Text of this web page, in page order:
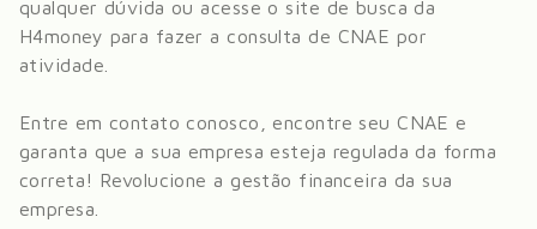
qualquer dúvida ou acesse o site de busca da
H4money para fazer a consulta de CNAE por
atividade.
Entre em contato conosco, encontre seu CNAE e
garanta que a sua empresa esteja regulada da forma
correta! Revolucione a gestão financeira da sua
empresa.